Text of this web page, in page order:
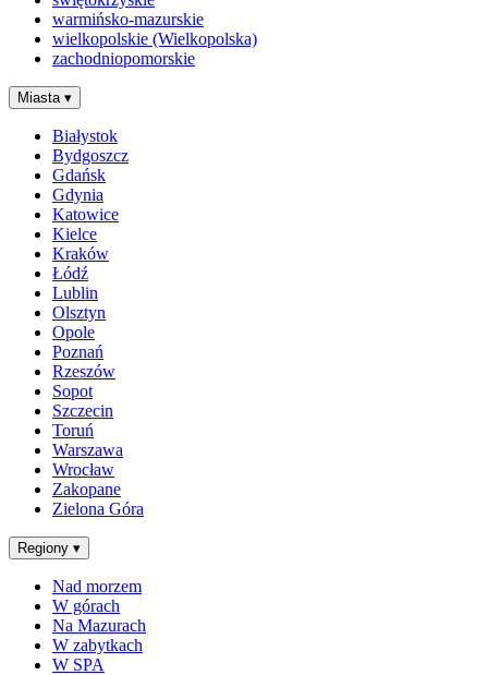
warmińsko-mazurskie
wielkopolskie (Wielkopolska)
zachodniopomorskie
Miasta ▾
Białystok
Bydgoszcz
Gdańsk
Gdynia
Katowice
Kielce
Kraków
Łódź
Lublin
Olsztyn
Opole
Poznań
Rzeszów
Sopot
Szczecin
Toruń
Warszawa
Wrocław
Zakopane
Zielona Góra
Regiony ▾
Nad morzem
W górach
Na Mazurach
W zabytkach
W SPA